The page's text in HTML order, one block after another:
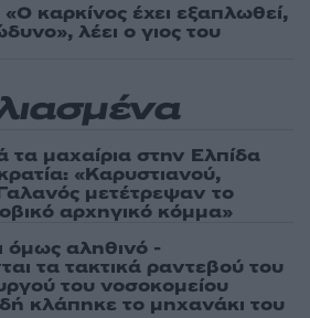
καρκίνος έχει εξαπλωθεί,
λέει ο γιος του
τα μαχαίρια στην Ελπίδα
«Καρυστιανού,
μετέτρεψαν το
αρχηγικό κόμμα»
όμως αληθινό -
τα τακτικά ραντεβού του
του νοσοκομείου
κλάπηκε το μηχανάκι του